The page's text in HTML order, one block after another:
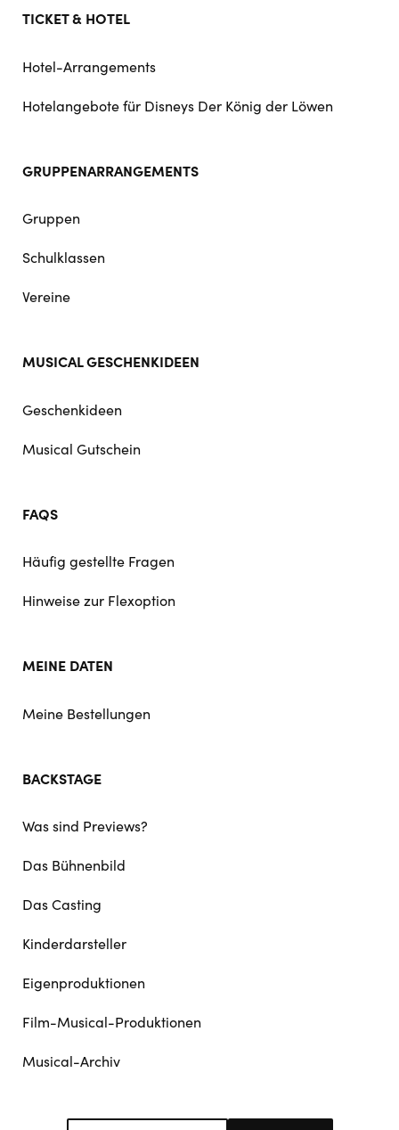
TICKET & HOTEL
Hotel-Arrangements
Hotelangebote für Disneys Der König der Löwen
GRUPPENARRANGEMENTS
Gruppen
Schulklassen
Vereine
MUSICAL GESCHENKIDEEN
Geschenkideen
Musical Gutschein
FAQS
Häufig gestellte Fragen
Hinweise zur Flexoption
MEINE DATEN
Meine Bestellungen
BACKSTAGE
Was sind Previews?
Das Bühnenbild
Das Casting
Kinderdarsteller
Eigenproduktionen
Film-Musical-Produktionen
Musical-Archiv